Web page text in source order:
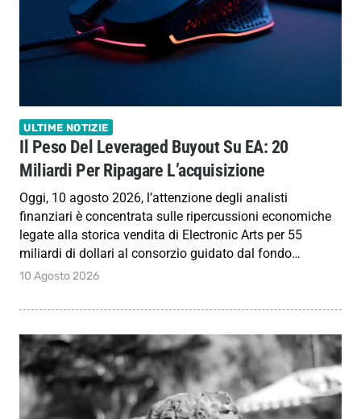
ULTIME NOTIZIE
Il Peso Del Leveraged Buyout Su EA: 20
Miliardi Per Ripagare L’acquisizione
Oggi, 10 agosto 2026, l’attenzione degli analisti
finanziari è concentrata sulle ripercussioni economiche
legate alla storica vendita di Electronic Arts per 55
miliardi di dollari al consorzio guidato dal fondo…
10 Agosto 2026